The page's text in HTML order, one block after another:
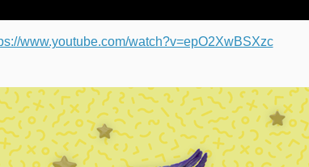
www.youtube.com/watch?v=epO2XwBSXzc